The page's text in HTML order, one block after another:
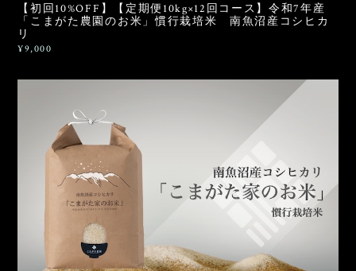
【初回10%OFF】【定期便10kg×12回コース】令和7年産
「こまがた農園のお米」慣行栽培米 南魚沼産コシヒカ
リ
¥9,000